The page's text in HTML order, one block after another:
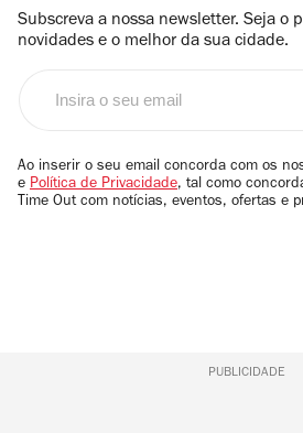
Subscreva a nossa newsletter. Seja o
novidades e o melhor da sua cidade.
email
Ao inserir o seu email concorda com os
e Política de Privacidade, tal como
Time Out com notícias, eventos, ofertas e
PUBLICIDADE